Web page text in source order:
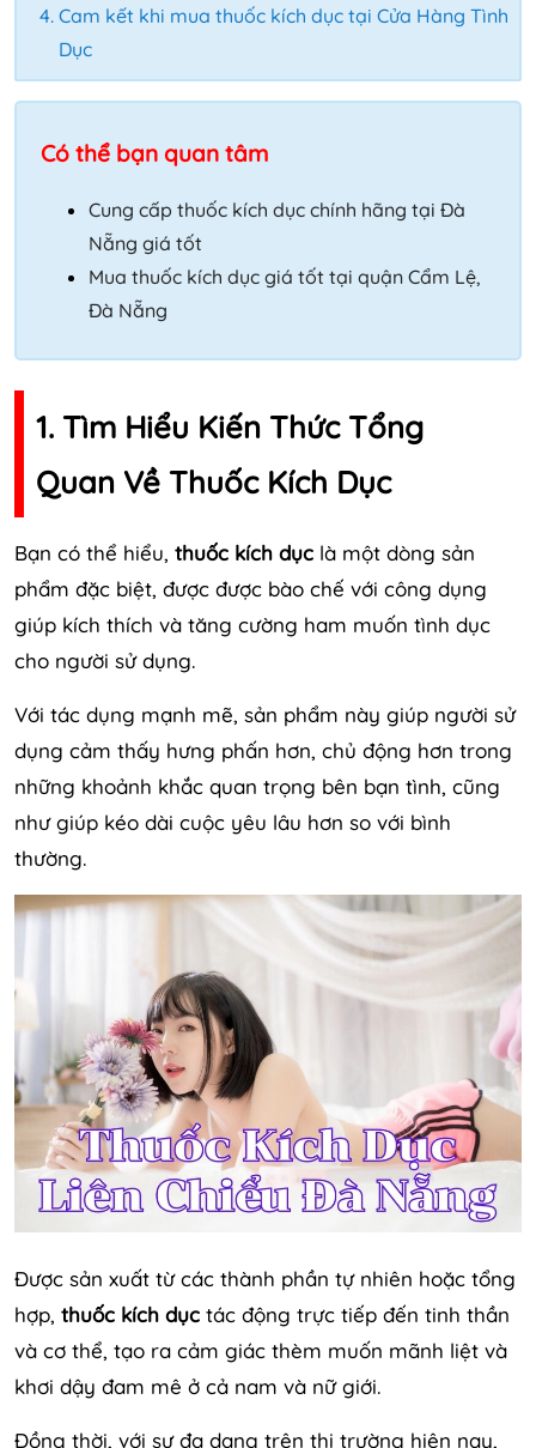
Cam kết khi mua thuốc kích dục tại Cửa Hàng Tình
Dục
Có thể bạn quan tâm
Cung cấp thuốc kích dục chính hãng tại Đà
Nẵng giá tốt
Mua thuốc kích dục giá tốt tại quận Cẩm Lệ,
Đà Nẵng
1. Tìm Hiểu Kiến Thức Tổng
Quan Về Thuốc Kích Dục
Bạn có thể hiểu, thuốc kích dục là một dòng sản
phẩm đặc biệt, được được bào chế với công dụng
giúp kích thích và tăng cường ham muốn tình dục
cho người sử dụng.
Với tác dụng mạnh mẽ, sản phẩm này giúp người sử
dụng cảm thấy hưng phấn hơn, chủ động hơn trong
những khoảnh khắc quan trọng bên bạn tình, cũng
như giúp kéo dài cuộc yêu lâu hơn so với bình
thường.
Được sản xuất từ các thành phần tự nhiên hoặc tổng
hợp, thuốc kích dục tác động trực tiếp đến tinh thần
và cơ thể, tạo ra cảm giác thèm muốn mãnh liệt và
khơi dậy đam mê ở cả nam và nữ giới.
Đồng thời, với sự đa dạng trên thị trường hiện nay,